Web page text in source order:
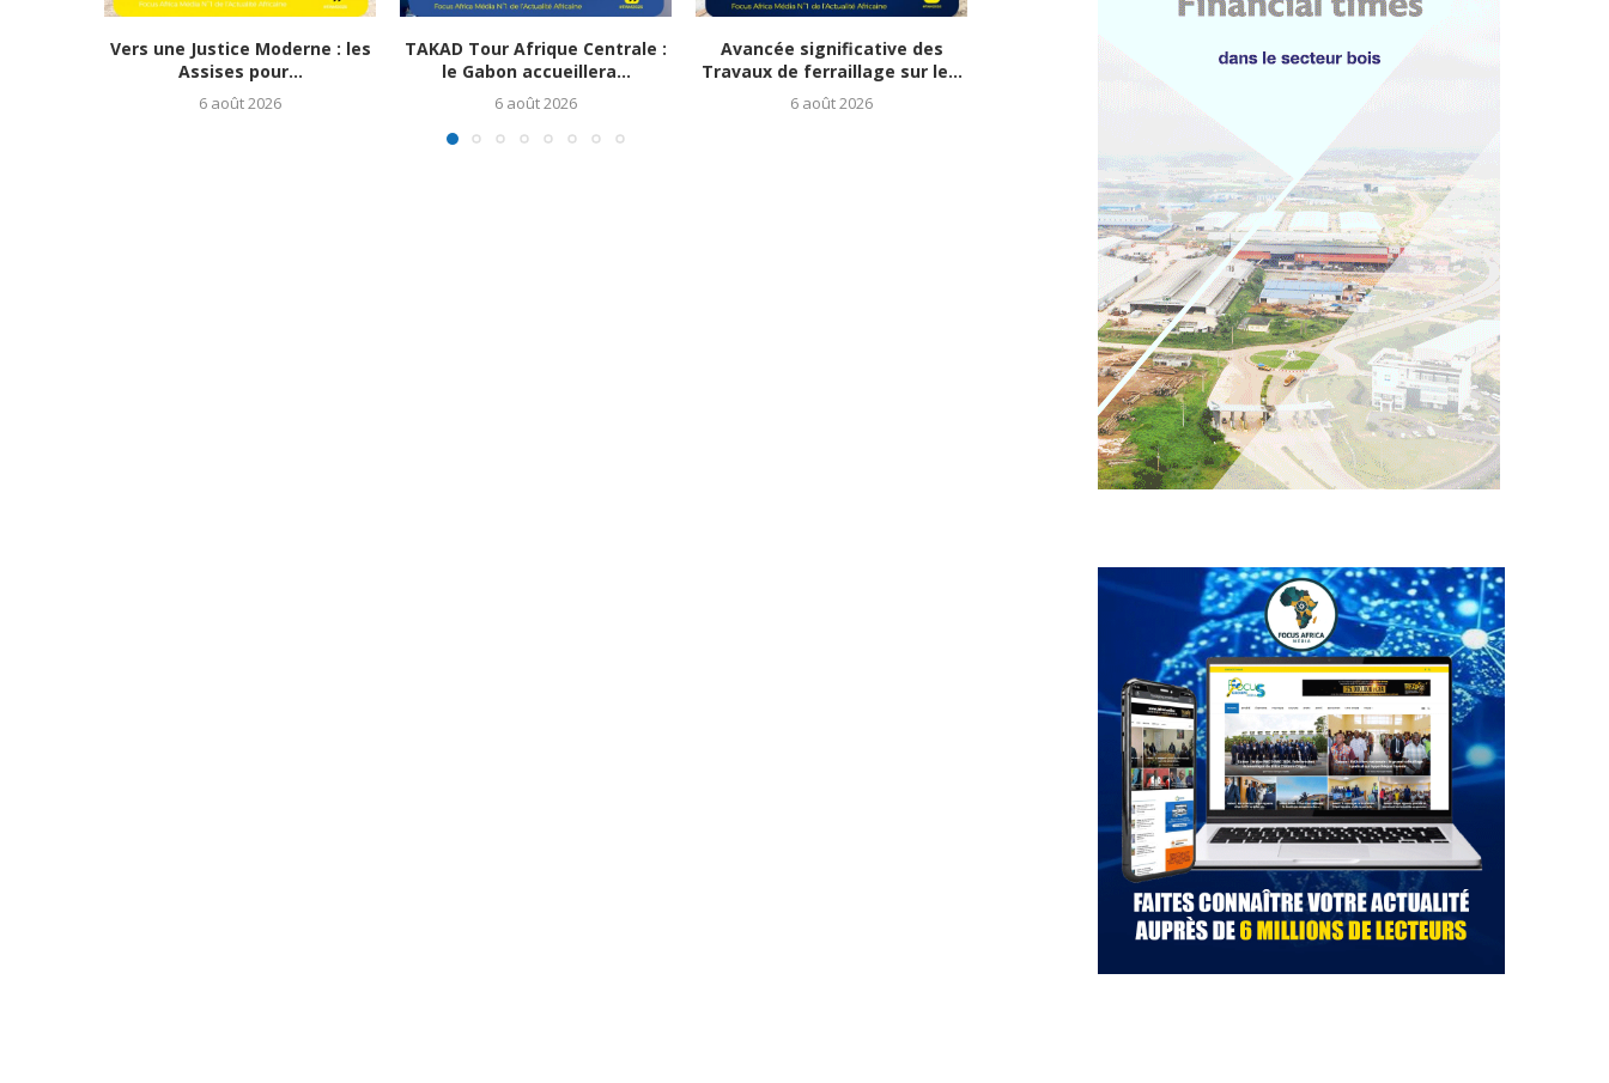
Vers une Justice Moderne : les
Assises pour...
6 août 2026
TAKAD Tour Afrique Centrale :
le Gabon accueillera...
6 août 2026
Avancée significative des
Travaux de ferraillage sur le...
6 août 2026
L’Élan d’une Nation : Regard de
Mahamadou Bonkoungou...
Renaissance annoncée pour le
Mvett Palace : l’hôtel...